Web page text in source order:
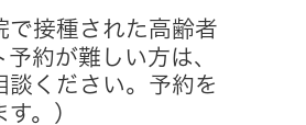
で接種された高齢者
予約が難しい方は、
談ください。予約を
。）